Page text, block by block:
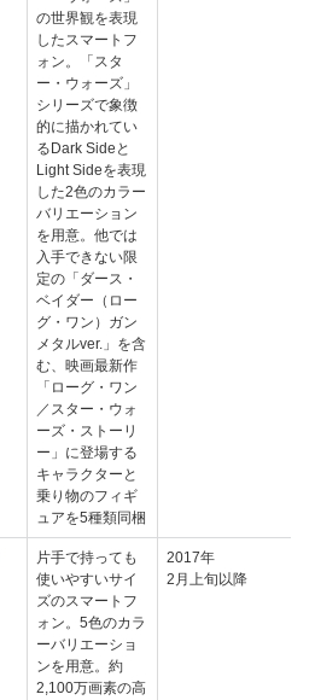
の世界観を表現
したスマートフ
ォン。「スタ
ー・ウォーズ」
シリーズで象徴
的に描かれてい
るDark Sideと
Light Sideを表現
した2色のカラー
バリエーション
を用意。他では
入手できない限
定の「ダース・
ベイダー（ロー
グ・ワン）ガン
メタルver.」を含
む、映画最新作
「ローグ・ワン
／スター・ウォ
ーズ・ストーリ
ー」に登場する
キャラクターと
乗り物のフィギ
ュアを5種類同梱
片手で持っても
使いやすいサイ
ズのスマートフ
ォン。5色のカラ
ーバリエーショ
ンを用意。約
2,100万画素の高
2017年
2月上旬以降